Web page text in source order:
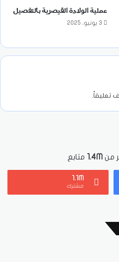
عملية الولادة القيصرية بالتفصيل
3 يونيو، 2025
تعليقاً.
من 1.4M متابع
1.1M
مشترك